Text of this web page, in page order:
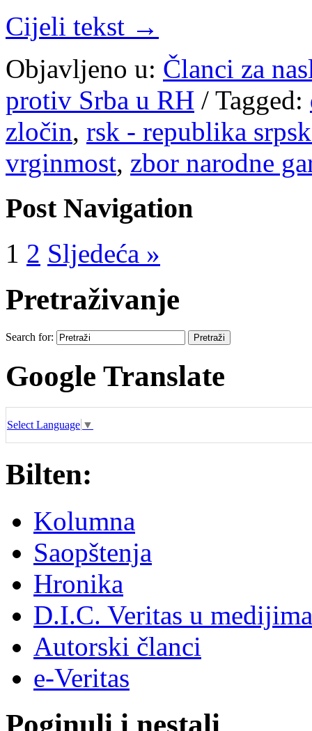
Cijeli tekst →
Objavljeno u: Članci za
protiv Srba u RH / Tagged:
zločin, rsk - republika
vrginmost, zbor narodne
Post Navigation
1 2 Sljedeća »
Pretraživanje
Search for:
Google Translate
Select Language ▼
Bilten:
Kolumna
Saopštenja
Hronika
D.I.C. Veritas u medijima
Autorski članci
e-Veritas
Poginuli i nestali